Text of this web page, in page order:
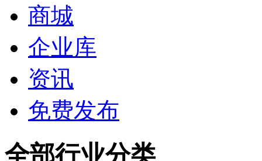
商城
企业库
资讯
免费发布
全部行业分类